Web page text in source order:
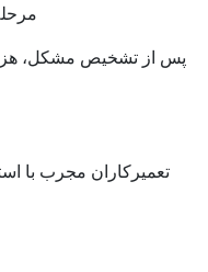
پس از تشخیص مشکل،
تعمیرکاران مجرب با